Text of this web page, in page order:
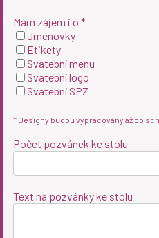
Mám zájem i o *
Jmenovky
Etikety
Svatební menu
Svatební logo
Svatební SPZ
* Designy budou vypracovány až po
Počet pozvánek ke stolu
Text na pozvánky ke stolu